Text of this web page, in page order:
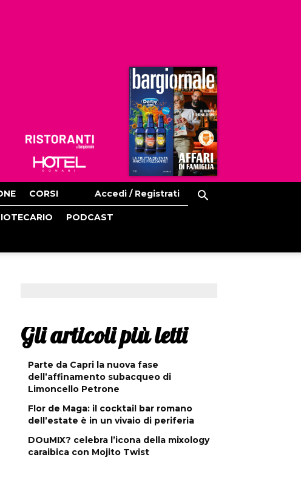
Ristoranti
Hoteldomani
CORSI Accedi / Registrati
PODCAST
Gli articoli più letti
Parte da Capri la nuova fase
dell’affinamento subacqueo di
Limoncello Petrone
Flor de Maga: il cocktail bar romano
dell’estate è in un vivaio di periferia
DOuMIX? celebra l’icona della mixology
caraibica con Mojito Twist